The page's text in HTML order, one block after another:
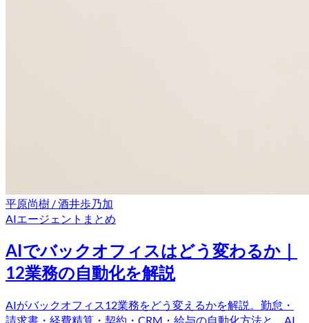
平原尚樹 / 酒井歩乃加
AIエージェント まとめ
AIでバックオフィスはどう変わるか｜
12業務の自動化を解説
AIがバックオフィス12業務をどう変えるかを解説。勤怠・
請求書・経費精算・契約・CRM・給与の自動化方法と、AI